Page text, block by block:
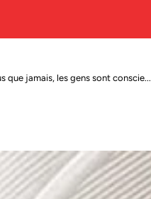
que jamais, les gens sont conscie...